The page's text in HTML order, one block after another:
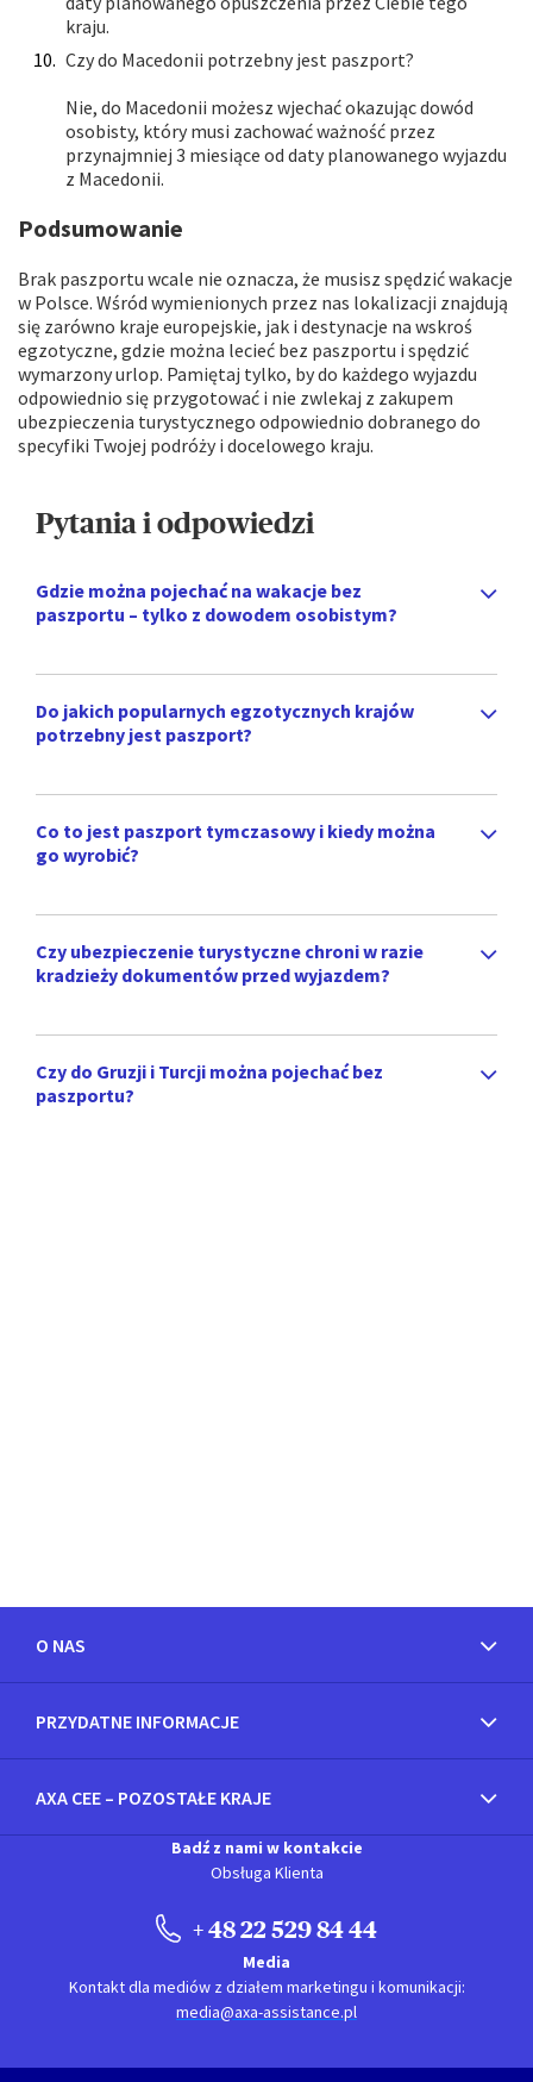
kraju.
Czy do Macedonii potrzebny jest paszport?
Nie, do Macedonii możesz wjechać okazując dowód
osobisty, który musi zachować ważność przez
przynajmniej 3 miesiące od daty planowanego wyjazdu
z Macedonii.
Podsumowanie
Brak paszportu wcale nie oznacza, że musisz spędzić wakacje
w Polsce. Wśród wymienionych przez nas lokalizacji znajdują
się zarówno kraje europejskie, jak i destynacje na wskroś
egzotyczne, gdzie można lecieć bez paszportu i spędzić
wymarzony urlop. Pamiętaj tylko, by do każdego wyjazdu
odpowiednio się przygotować i nie zwlekaj z zakupem
ubezpieczenia turystycznego odpowiednio dobranego do
specyfiki Twojej podróży i docelowego kraju.
Pytania i odpowiedzi
Gdzie można pojechać na wakacje bez
paszportu – tylko z dowodem osobistym?
Do jakich popularnych egzotycznych krajów
potrzebny jest paszport?
Co to jest paszport tymczasowy i kiedy można
go wyrobić?
Czy ubezpieczenie turystyczne chroni w razie
kradzieży dokumentów przed wyjazdem?
Czy do Gruzji i Turcji można pojechać bez
paszportu?
O NAS
PRZYDATNE INFORMACJE
AXA CEE – POZOSTAŁE KRAJE
Badź z nami w kontakcie
Obsługa Klienta
+ 48 22 529 84 44
Media
Kontakt dla mediów z działem marketingu i komunikacji:
media@axa-assistance.pl